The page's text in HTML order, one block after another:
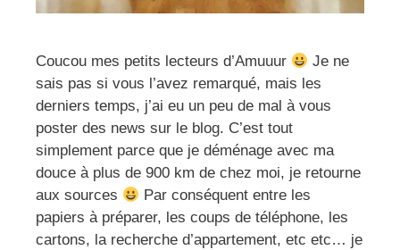
Coucou mes petits lecteurs d’Amuuur
Je ne
sais pas si vous l’avez remarqué, mais les
derniers temps, j’ai eu un peu de mal à vous
poster des news sur le blog. C’est tout
simplement parce que je déménage avec ma
douce à plus de 900 km de chez moi, je retourne
aux sources
Par conséquent entre les
papiers à préparer, les coups de téléphone, les
cartons, la recherche d’appartement, etc etc… je